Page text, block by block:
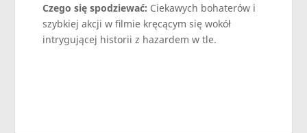
Czego się spodziewać: Ciekawych bohaterów i
szybkiej akcji w filmie kręcącym się wokół
intrygującej historii z hazardem w tle.